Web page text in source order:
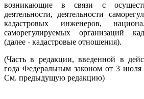
возникающие в связи с
деятельности, деятельности
кадастровых инженеров,
саморегулируемых организаций
(далее - кадастровые отношения).
(Часть в редакции, введенной в
года Федеральным законом от 3
См. предыдущую редакцию)